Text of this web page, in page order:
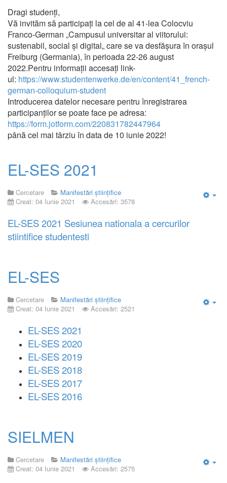
Dragi studenți,
Vă invităm să participați la cel de al 41-lea Colocviu
Franco-German „Campusul universitar al viitorului:
sustenabil, social și digital„ care se va desfășura în orașul
Freiburg (Germania), în perioada 22-26 august
2022.Pentru informații accesați link-
ul: https://www.studentenwerke.de/en/content/41_french-
german-colloquium-student
Introducerea datelor necesare pentru înregistrarea
participanților se poate face pe adresa:
https://form.jotform.com/220831782447964
până cel mai târziu în data de 10 iunie 2022!
EL-SES 2021
Cercetare
Manifestări științifice
Creat: 04 Iunie 2021
Accesări: 3578
EL-SES 2021 Sesiunea nationala a cercurilor
stiintifice studentesti
EL-SES
Cercetare
Manifestări științifice
Creat: 04 Iunie 2021
Accesări: 2521
EL-SES 2021
EL-SES 2020
EL-SES 2019
EL-SES 2018
EL-SES 2017
EL-SES 2016
SIELMEN
Cercetare
Manifestări științifice
Creat: 04 Iunie 2021
Accesări: 2575